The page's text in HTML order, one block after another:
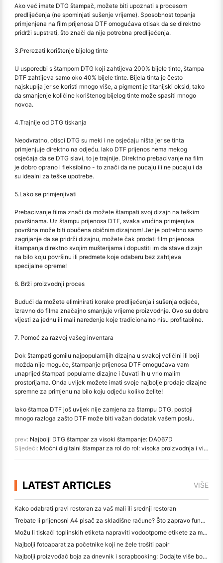
Ako već imate DTG štampač, možete biti upoznati s procesom
predliječenja (ne spominjati sušenje vrijeme). Sposobnost topanja
primjenjena na film prijenosa DTF omogućava otisak da se direktno
pridrži supstrati, što znači da nije potrebna predliječenja.
3.Prerezati korištenje bijelog tinte
U usporedbi s štampom DTG koji zahtijeva 200% bijele tinte, štampa
DTF zahtijeva samo oko 40% bijele tinte. Bijela tinta je često
najskuplja jer se koristi mnogo više, a pigment je titanijski oksid, tako
da smanjenje količine korištenog bijelog tinte može spasiti mnogo
novca.
4.Trajnije od DTG tiskanja
Neodvratno, otisci DTG su meki i ne osjećaju ništa jer se tinta
primjenjuje direktno na odjeću. Iako DTF prijenos nema mekog
osjećaja da se DTG slavi, to je trajnije. Direktno prebacivanje na film
je dobro oprano i fleksibilno - to znači da ne pucaju ili ne pucaju i da
su idealni za teške upotrebe.
5.Lako se primjenjivati
Prebacivanje filma znači da možete štampati svoj dizajn na teškim
površinama. Uz štampu prijenosa DTF, svaka vrućina primjenjiva
površina može biti obučena običnim dizajnom! Jer je potrebno samo
zagrijanje da se pridrži dizajnu, možete čak prodati film prijenosa
štampanja direktno svojim mušterijama i dopustiti im da stave dizajn
na bilo koju površinu ili predmete koje odaberu bez zahtjeva
specijalne opreme!
6. Brži proizvodnji proces
Budući da možete eliminirati korake predliječenja i sušenja odjeće,
izravno do filma značajno smanjuje vrijeme proizvodnje. Ovo su dobre
vijesti za jednu ili mali naređenje koje tradicionalno nisu profitabilne.
7. Pomoć za razvoj vašeg inventara
Dok štampati gomilu najpopularnijih dizajna u svakoj veličini ili boji
možda nije moguće, štampanje prijenosa DTF omogućava vam
unaprijed štampati popularne dizajne i čuvati ih u vrlo malim
prostorijama. Onda uvijek možete imati svoje najbolje prodaje dizajne
spremne za primjenu na bilo koju odjeću koliko želite!
Iako štampa DTF još uvijek nije zamjena za štampu DTG, postoji
mnogo razloga zašto DTF može biti važan dodatak vašem poslu.
prev: Najbolji DTG štampar za visoki štampanje: DA067D
Sljedeći: Moćni digitalni štampar za rol do rol: visoka proizvodnja i visoka obavještajna DA188S
LATEST ARTICLES VIŠE
Kako odabrati pravi restoran za vaš mali ili srednji restoran
Trebate li prijenosni A4 pisač za skladišne račune? Što zapravo funkcionira
Možu li tiskači toplinskih etiketa napraviti vodootporne etikete za male proizvode?
Najbolji fotoaparat za početnike koji ne žele trošiti papir
Najbolji proizvođač boja za dnevnik i scrapbooking: Dodajte više boja na svaku stranicu